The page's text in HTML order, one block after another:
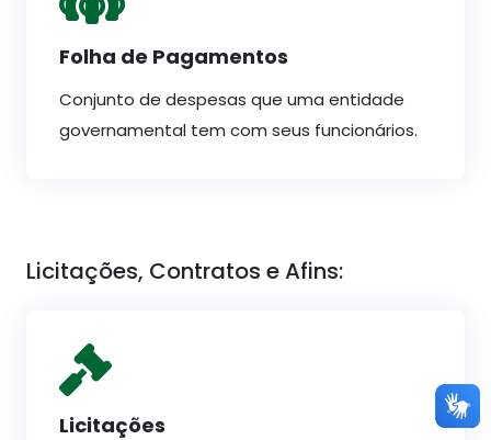
Folha de Pagamentos
Conjunto de despesas que uma entidade
governamental tem com seus funcionários.
Licitações, Contratos e Afins:
Licitações